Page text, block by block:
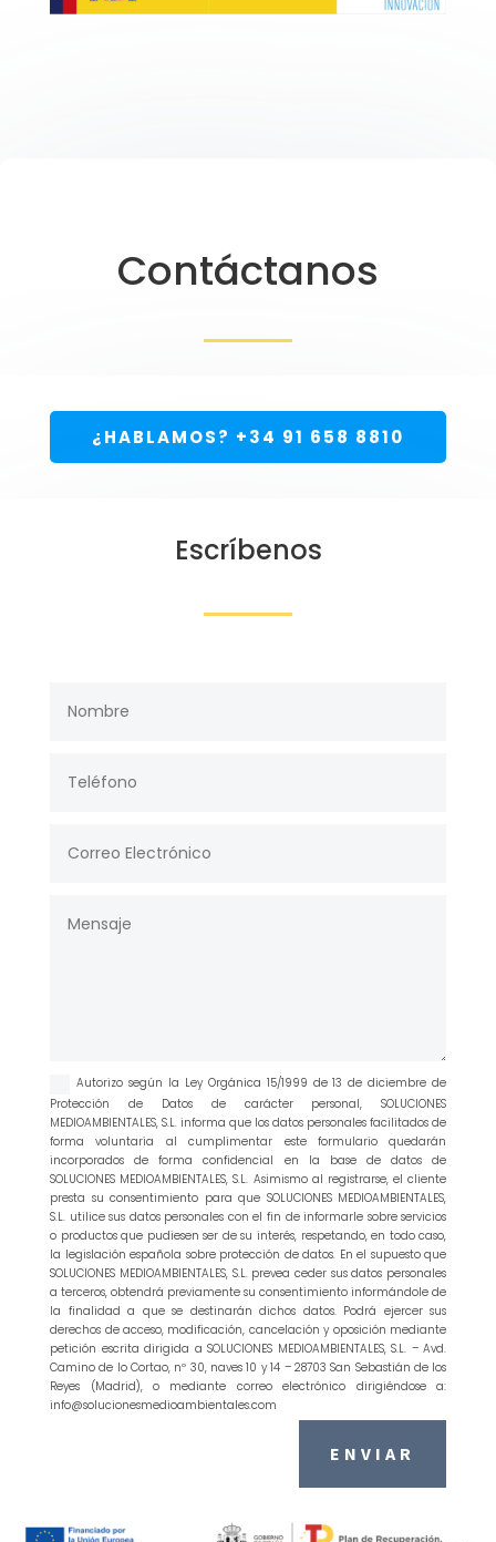
Contáctanos
¿HABLAMOS? +34 91 658 8810
Escríbenos
Autorizo según la Ley Orgánica 15/1999 de 13 de diciembre de
Protección de Datos de carácter personal, SOLUCIONES
MEDIOAMBIENTALES, S.L. informa que los datos personales facilitados de
forma voluntaria al cumplimentar este formulario quedarán
incorporados de forma confidencial en la base de datos de
SOLUCIONES MEDIOAMBIENTALES, S.L. Asimismo al registrarse, el cliente
presta su consentimiento para que SOLUCIONES MEDIOAMBIENTALES,
S.L. utilice sus datos personales con el fin de informarle sobre servicios
o productos que pudiesen ser de su interés, respetando, en todo caso,
la legislación española sobre protección de datos. En el supuesto que
SOLUCIONES MEDIOAMBIENTALES, S.L. prevea ceder sus datos personales
a terceros, obtendrá previamente su consentimiento informándole de
la finalidad a que se destinarán dichos datos. Podrá ejercer sus
derechos de acceso, modificación, cancelación y oposición mediante
petición escrita dirigida a SOLUCIONES MEDIOAMBIENTALES, S.L. – Avd.
Camino de lo Cortao, nº 30, naves 10 y 14 – 28703 San Sebastián de los
Reyes (Madrid), o mediante correo electrónico dirigiéndose a:
info@solucionesmedioambientales.com
ENVIAR